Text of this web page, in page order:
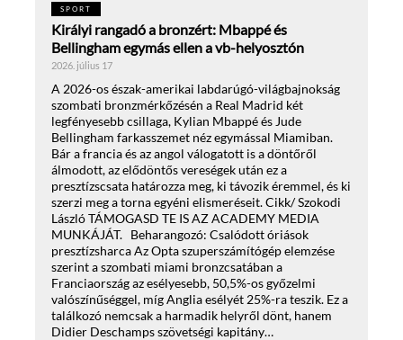
SPORT
Királyi rangadó a bronzért: Mbappé és
Bellingham egymás ellen a vb-helyosztón
2026. július 17
A 2026-os észak-amerikai labdarúgó-világbajnokság
szombati bronzmérkőzésén a Real Madrid két
legfényesebb csillaga, Kylian Mbappé és Jude
Bellingham farkasszemet néz egymással Miamiban.
Bár a francia és az angol válogatott is a döntőről
álmodott, az elődöntős vereségek után ez a
presztízscsata határozza meg, ki távozik éremmel, és ki
szerzi meg a torna egyéni elismeréseit. Cikk/ Szokodi
László TÁMOGASD TE IS AZ ACADEMY MEDIA
MUNKÁJÁT. Beharangozó: Csalódott óriások
presztízsharca Az Opta szuperszámítógép elemzése
szerint a szombati miami bronzcsatában a
Franciaország az esélyesebb, 50,5%-os győzelmi
valószínűséggel, míg Anglia esélyét 25%-ra teszik. Ez a
találkozó nemcsak a harmadik helyről dönt, hanem
Didier Deschamps szövetségi kapitány…